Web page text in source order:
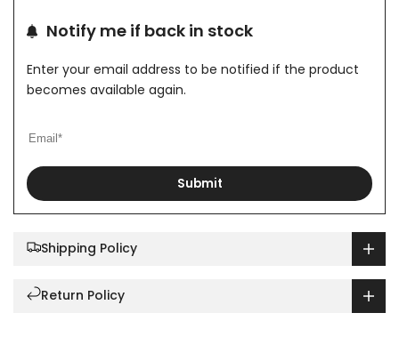
pajama pajama
Notify me if back in stock
Enter your email address to be notified if the product
becomes available again.
Submit
Shipping Policy
Return Policy